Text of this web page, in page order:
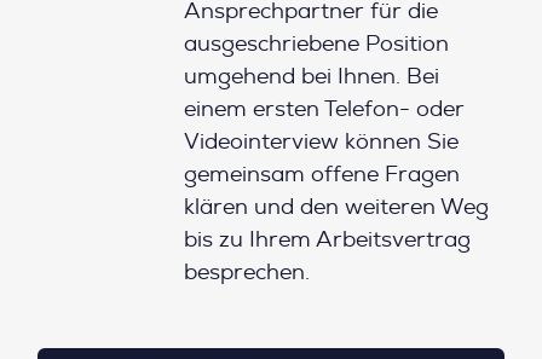
Ansprechpartner für die
ausgeschriebene Position
umgehend bei Ihnen. Bei
einem ersten Telefon- oder
Videointerview können Sie
gemeinsam offene Fragen
klären und den weiteren Weg
bis zu Ihrem Arbeitsvertrag
besprechen.